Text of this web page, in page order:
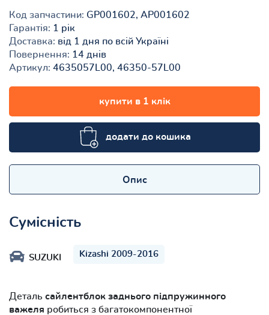
Код запчастини: GP001602, AP001602
Гарантія: 1 рік
Доставка: від 1 дня по всій Україні
Повернення: 14 днів
Артикул: 4635057L00, 46350-57L00
купити в 1 клік
додати до кошика
Опис
Сумісність
SUZUKI Kizashi 2009-2016
Деталь сайлентблок заднього підпружинного
важеля робиться з багатокомпонентної